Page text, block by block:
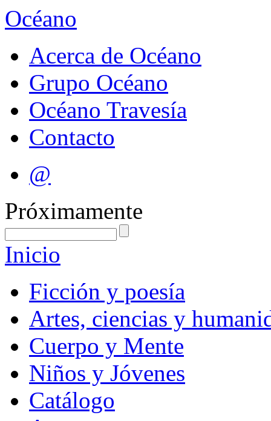
Océano
Acerca de Océano
Grupo Océano
Océano Travesía
Contacto
@
Próximamente
Inicio
Ficción y poesía
Artes, ciencias y
Cuerpo y Mente
Niños y Jóvenes
Catálogo